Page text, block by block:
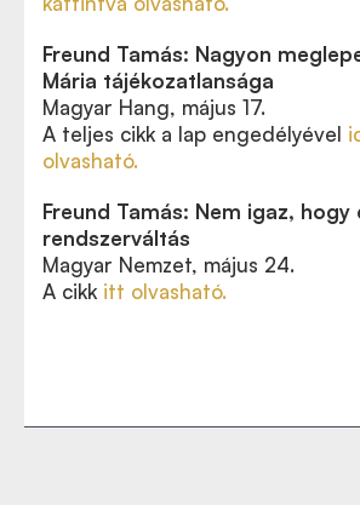
Freund Tamás: Nagyon
Mária tájékozatlansága
Magyar Hang, május 17.
A teljes cikk a lap engedélyével
olvasható.
Freund Tamás: Nem igaz,
rendszerváltás
Magyar Nemzet, május 24.
A cikk itt olvasható.